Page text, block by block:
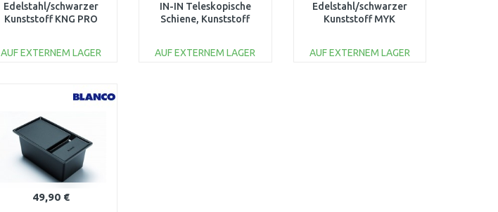
Edelstahl/schwarzer
Kunststoff KNG PRO
AUF EXTERNEM LAGER
IN-IN Teleskopische
Schiene, Kunststoff
AUF EXTERNEM LAGER
Edelstahl/schwarzer
Kunststoff MYK
AUF EXTERNEM LAGER
49,90 €